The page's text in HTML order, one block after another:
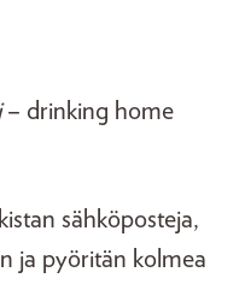
– drinking home
sähköposteja,
ja pyöritän kolmea